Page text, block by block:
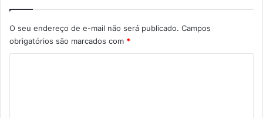
O seu endereço de e-mail não será publicado. Campos
obrigatórios são marcados com *